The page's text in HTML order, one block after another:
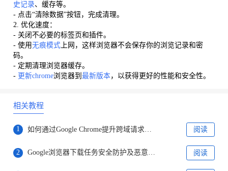
史记录、缓存等。
- 点击“清除数据”按钮，完成清理。
2. 优化速度：
- 关闭不必要的标签页和插件。
- 使用无痕模式上网，这样浏览器不会保存你的浏览记录和密
码。
- 定期清理浏览器缓存。
- 更新chrome浏览器到 最新版本，以获得更好的性能和安全性。
相关教程
1 阅读
2 Google浏览器下载任务安全防护及恶意软件检测 阅读